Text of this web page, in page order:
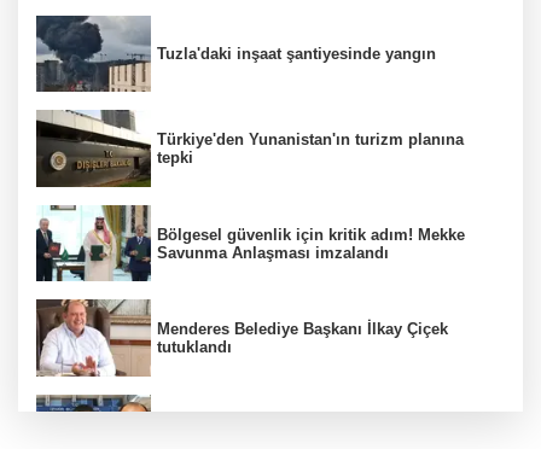
Tuzla'daki inşaat şantiyesinde yangın
Türkiye'den Yunanistan'ın turizm planına
tepki
Bölgesel güvenlik için kritik adım! Mekke
Savunma Anlaşması imzalandı
Menderes Belediye Başkanı İlkay Çiçek
tutuklandı